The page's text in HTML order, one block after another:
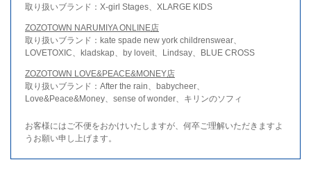
取り扱いブランド：X-girl Stages、XLARGE KIDS
ZOZOTOWN NARUMIYA ONLINE店
取り扱いブランド：kate spade new york childrenswear、
LOVETOXIC、kladskap、by loveit、Lindsay、BLUE CROSS
ZOZOTOWN LOVE&PEACE&MONEY店
取り扱いブランド：After the rain、babycheer、
Love&Peace&Money、sense of wonder、キリンのソフィ
お客様にはご不便をおかけいたしますが、何卒ご理解いただきますよ
うお願い申し上げます。